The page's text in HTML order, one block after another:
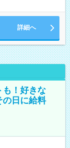
詳細へ
も！好きな
日に給料